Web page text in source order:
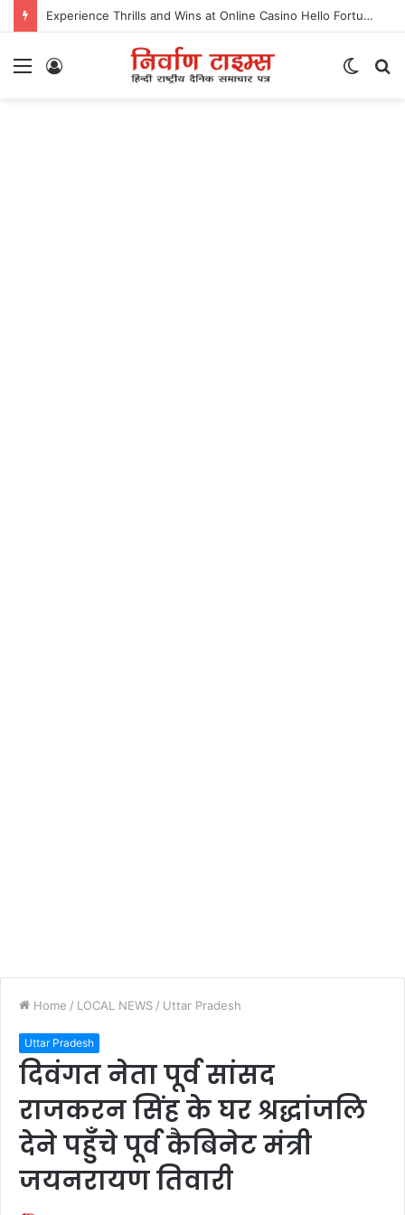
Experience Thrills and Wins at Online Casino Hello Fortune
Menu
Switch
Home / LOCAL NEWS / Uttar Pradesh
Uttar Pradesh
दिवंगत नेता पूर्व सांसद
राजकरन सिंह के घर श्रद्धांजलि
देने पहुँचे पूर्व कैबिनेट मंत्री
जयनरायण तिवारी